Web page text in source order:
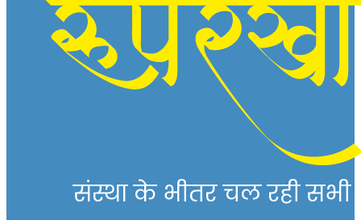
संस्था के भीतर चल रही सभी